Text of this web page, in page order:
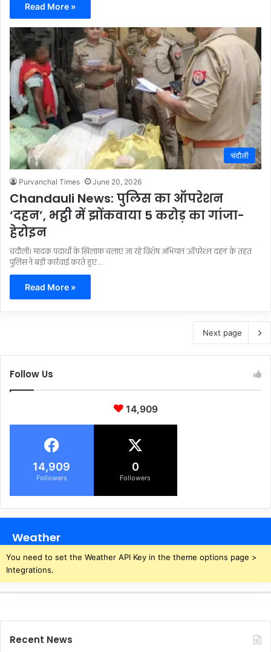
Read More »
चंदौली
Purvanchal Times June 20, 2026
Chandauli News: पुलिस का ऑपरेशन
‘दहन’, भट्ठी में झोंकवाया 5 करोड़ का गांजा-
हेरोइन
चंदौली। मादक पदार्थों के खिलाफ चलाए जा रहे विशेष अभियान ‘ऑपरेशन दहन’ के तहत
पुलिस ने बड़ी कार्रवाई करते हुए…
Read More »
Next page
Follow Us
14,909
14,909
Followers
0
Followers
Weather
You need to set the Weather API Key in the theme options page >
Integrations.
Recent News